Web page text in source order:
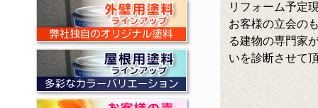
リフォーム予定
お客様の立会の
る建物の専門家
いを診断させて